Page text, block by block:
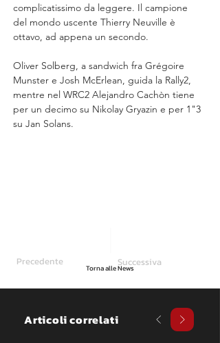
complicatissimo da leggere. Il campione
del mondo uscente Thierry Neuville è
ottavo, ad appena un secondo.
Oliver Solberg, a sandwich fra Grégoire
Munster e Josh McErlean, guida la Rally2,
mentre nel WRC2 Alejandro Cachòn tiene
per un decimo su Nikolay Gryazin e per 1"3
su Jan Solans.
Precedente Successiva
Torna alle News
Articoli correlati